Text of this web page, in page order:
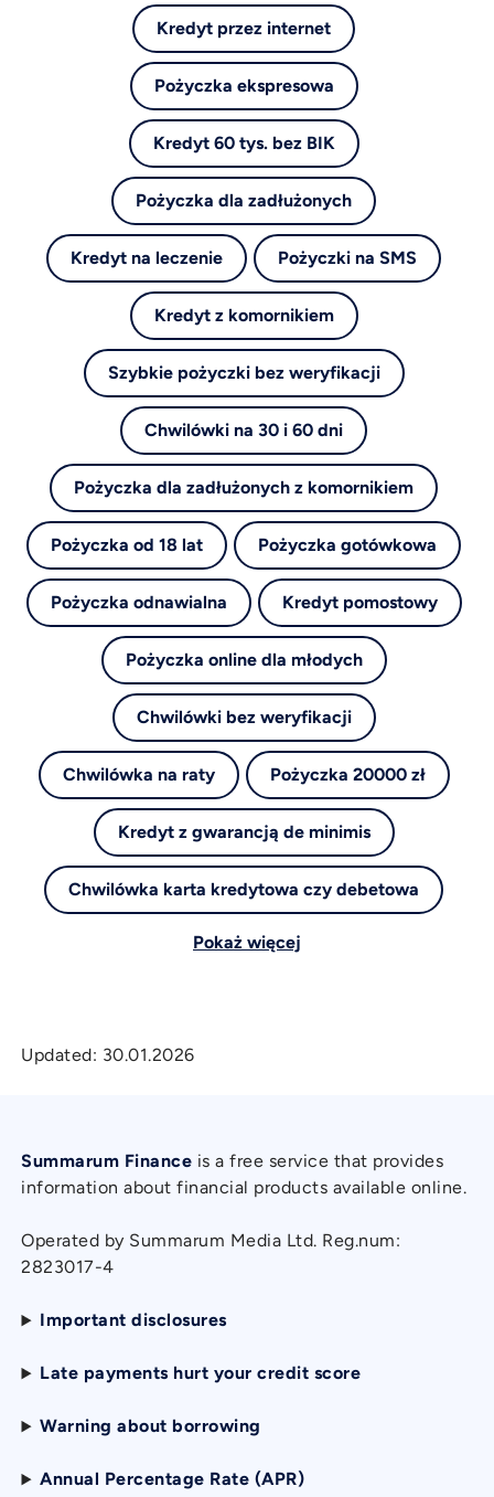
Kredyt przez internet
Pożyczka ekspresowa
Kredyt 60 tys. bez BIK
Pożyczka dla zadłużonych
Kredyt na leczenie Pożyczki na SMS
Kredyt z komornikiem
Szybkie pożyczki bez weryfikacji
Chwilówki na 30 i 60 dni
Pożyczka dla zadłużonych z komornikiem
Pożyczka od 18 lat Pożyczka gotówkowa
Pożyczka odnawialna Kredyt pomostowy
Pożyczka online dla młodych
Chwilówki bez weryfikacji
Chwilówka na raty Pożyczka 20000 zł
Kredyt z gwarancją de minimis
Chwilówka karta kredytowa czy debetowa
Pokaż więcej
Updated: 30.01.2026
Summarum Finance is a free service that provides
information about financial products available online.
Operated by Summarum Media Ltd. Reg.num:
2823017-4
Important disclosures
Late payments hurt your credit score
Warning about borrowing
Annual Percentage Rate (APR)